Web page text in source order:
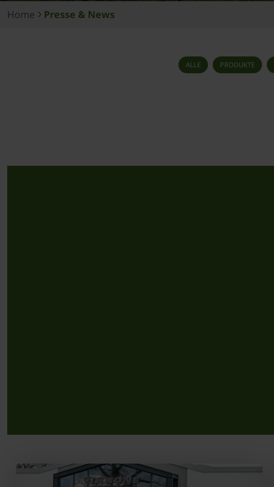
Home Presse & News
ALLE PRODUKTE